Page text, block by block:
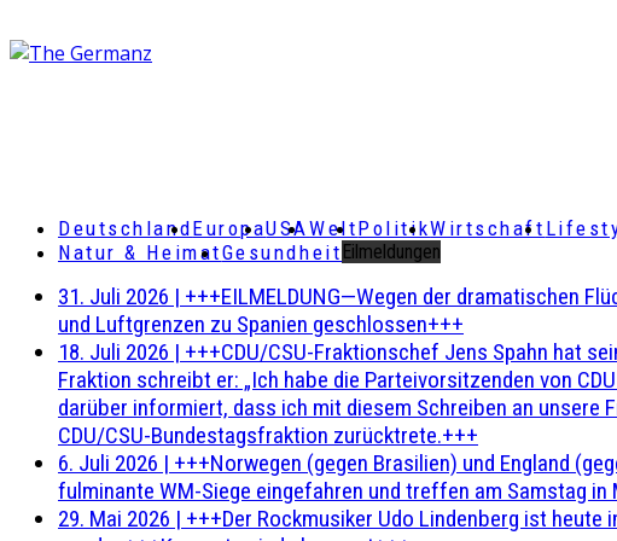
DeutschlandEuropaUSAWeltPolitikWirtschaft
Natur & HeimatGesundheit Eilmeldungen
31. Juli 2026 | +++EILMELDUNG—Wegen der dramatischen
und Luftgrenzen zu Spanien geschlossen+++
18. Juli 2026 | +++CDU/CSU-Fraktionschef Jens Spahn hat
Fraktion schreibt er: „Ich habe die Parteivorsitzenden von
darüber informiert, dass ich mit diesem Schreiben an unsere
CDU/CSU-Bundestagsfraktion zurücktrete.+++
6. Juli 2026 | +++Norwegen (gegen Brasilien) und England
fulminante WM-Siege eingefahren und treffen am Samstag
29. Mai 2026 | +++Der Rockmusiker Udo Lindenberg ist